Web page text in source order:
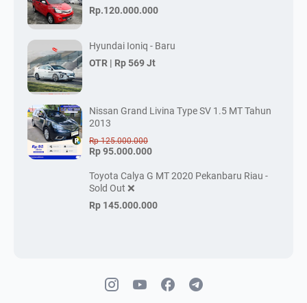
Rp.120.000.000
Hyundai Ioniq - Baru
OTR | Rp 569 Jt
Nissan Grand Livina Type SV 1.5 MT Tahun
2013
Rp 125.000.000
Rp 95.000.000
Toyota Calya G MT 2020 Pekanbaru Riau -
Sold Out ❌
Rp 145.000.000